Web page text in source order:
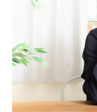
覧
カテゴリで探す
TAG
ライターで探す
FEATURE
MOVIE